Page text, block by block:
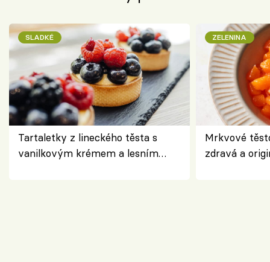
SLADKÉ
Tartaletky z lineckého těsta s
vanilkovým krémem a lesním
ZELENINA
Mrkvové
zdravá a